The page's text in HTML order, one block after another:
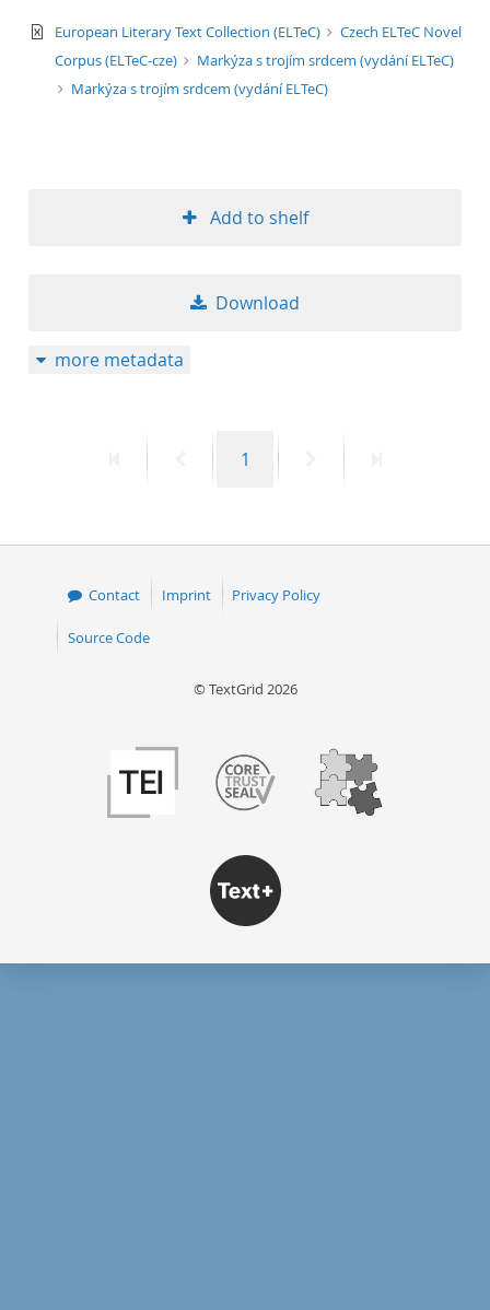
text/xml
European Literary Text Collection (ELTeC)
Czech ELTeC Novel
Corpus (ELTeC-cze)
Markýza s trojím srdcem (vydání ELTeC)
Markýza s trojím srdcem (vydání ELTeC)
Add to shelf
Download
more metadata
PreviousPage
1
Contact Imprint Privacy Policy
Source Code
© TextGrid 2026